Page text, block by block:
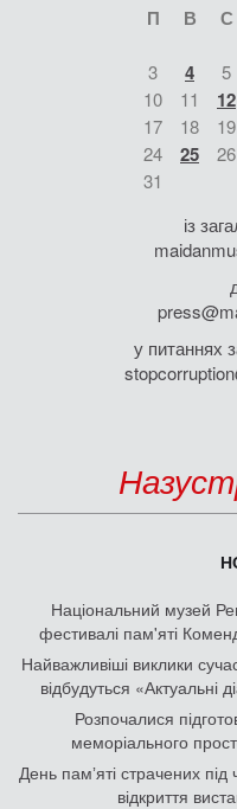
П В С
3 4 5
10
11 12
17
18 19
24
25 26
31
із
у питаннях
Національний музей
фестивалі пам'яті
Найважливіші виклики
відбудуться «Актуальні
Розпочалися
меморіального
День памʼяті страчених
відкриття